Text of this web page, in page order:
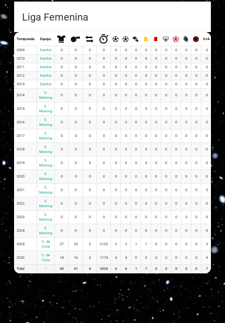
Liga Femenina
Temporada Equipo G+A
2009 Everton 0 0 0 0 0 0 0 0 0 0 0 0 0 0
2010 Everton 0 0 0 0 0 0 0 0 0 0 0 0 0 0
2011 Everton 0 0 0 0 0 0 0 0 0 0 0 0 0 0
2012 Everton 0 0 0 0 0 0 0 0 0 0 0 0 0 0
2013 Everton 0 0 0 0 0 0 0 0 0 0 0 0 0 0
2014
S.
Morning
0 0 0 0 0 0 0 0 0 0 0 0 0 0
2015
S.
Morning
0 0 0 0 0 0 0 0 0 0 0 0 0 0
2016
S.
Morning
0 0 0 0 0 0 0 0 0 0 0 0 0 0
2017
S.
Morning
0 0 0 0 0 0 0 0 0 0 0 0 0 0
2018
S.
Morning
0 0 0 0 0 0 0 0 0 0 0 0 0 0
2019
S.
Morning
0 0 0 0 0 0 0 0 0 0 0 0 0 0
2020
S.
Morning
0 0 0 0 0 0 0 0 0 0 0 0 0 0 0
2021
S.
Morning
0 0 0 0 0 0 0 0 0 0 0 0 0 0
2022
S.
Morning
0 0 0 0 0 0 0 0 0 0 0 0 0 0
2023
S.
Morning
0 0 0 0 0 0 0 0 0 0 0 0 0 0
2024
S.
Morning
0 0 0 0 0 0 0 0 0 0 0 0 0 0
2025
U. de
Chile
27 25 2 2152 2 2 1 7 0 0 0 0 0 3 0.07
2026
U. de
Chile
18 16 2 1174 4 4 0 0 0 0 0 0 0 4
Total - 45 41 4 3326 6 6 1 7 0 0 0 0 0 7